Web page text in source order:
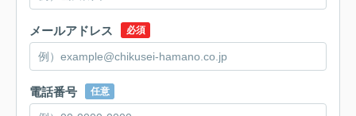
メールアドレス 必須
電話番号 任意